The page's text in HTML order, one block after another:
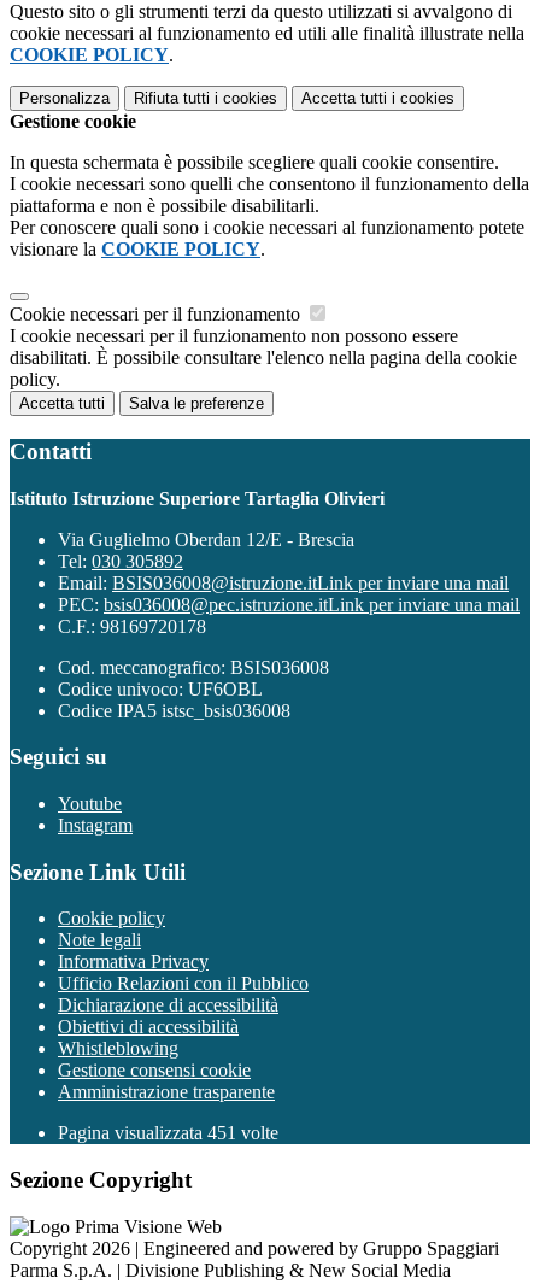
Questo sito o gli strumenti terzi da questo utilizzati si avvalgono di
cookie necessari al funzionamento ed utili alle finalità illustrate nella
COOKIE POLICY.
Personalizza Rifiuta tutti i cookies Accetta tutti i cookies
Gestione cookie
In questa schermata è possibile scegliere quali cookie consentire.
I cookie necessari sono quelli che consentono il funzionamento della
piattaforma e non è possibile disabilitarli.
Per conoscere quali sono i cookie necessari al funzionamento potete
visionare la COOKIE POLICY.
Cookie necessari per il funzionamento
I cookie necessari per il funzionamento non possono essere
disabilitati. È possibile consultare l'elenco nella pagina della cookie
policy.
Accetta tutti Salva le preferenze
Contatti
Istituto Istruzione Superiore Tartaglia Olivieri
Via Guglielmo Oberdan 12/E - Brescia
Tel: 030 305892
Email: BSIS036008@istruzione.itLink per inviare una mail
PEC: bsis036008@pec.istruzione.itLink per inviare una mail
C.F.: 98169720178
Cod. meccanografico: BSIS036008
Codice univoco: UF6OBL
Codice IPA5 istsc_bsis036008
Seguici su
Youtube
Instagram
Sezione Link Utili
Cookie policy
Note legali
Informativa Privacy
Ufficio Relazioni con il Pubblico
Dichiarazione di accessibilità
Obiettivi di accessibilità
Whistleblowing
Gestione consensi cookie
Amministrazione trasparente
Pagina visualizzata 451 volte
Sezione Copyright
Copyright 2026 | Engineered and powered by Gruppo Spaggiari
Parma S.p.A. | Divisione Publishing & New Social Media